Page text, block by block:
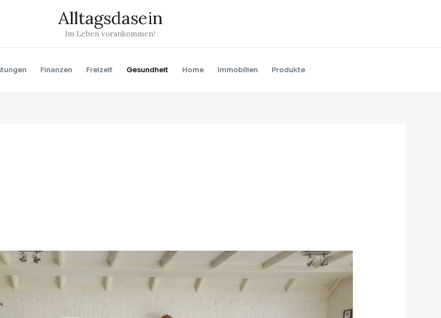
Alltagsdasein
Im Leben vorankommen!
Finanzen Freizeit Gesundheit Home Immobilien Produkte